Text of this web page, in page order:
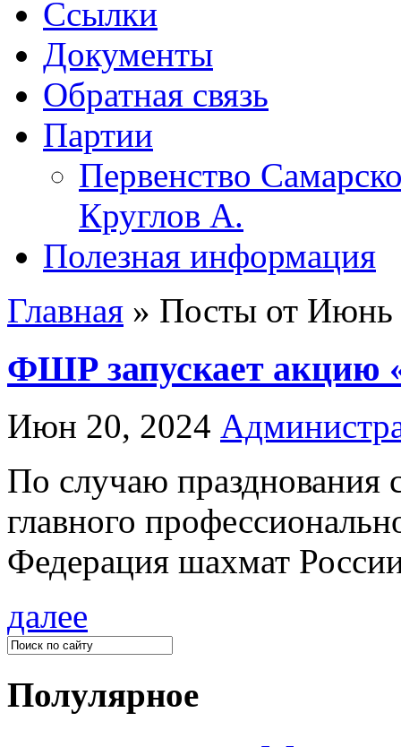
Ссылки
Документы
Обратная связь
Партии
Первенство
Круглов А.
Полезная информация
Главная » Посты от Июнь
ФШР запускает акцию
Июн 20, 2024
По случаю празднования
главного
Федерация шахмат
далее
Полулярное